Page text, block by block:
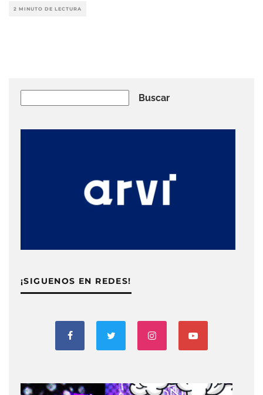
2 MINUTO DE LECTURA
Buscar
¡SIGUENOS EN REDES!